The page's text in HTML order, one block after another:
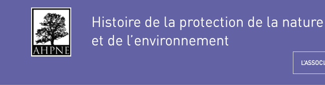
Histoire de la protection de la nature
et de l’environnement